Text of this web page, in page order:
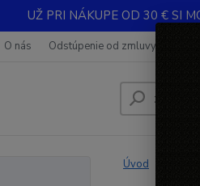
UŽ PRI NÁKUPE OD 30 € SI
O nás Odstúpenie od zmluvy
Úvod